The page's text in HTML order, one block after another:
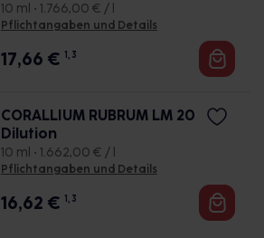
10 ml • 1.766,00 € / l
Pflichtangaben und Details
17,66 € 1, 3
CORALLIUM RUBRUM LM 20
Dilution
10 ml • 1.662,00 € / l
Pflichtangaben und Details
16,62 € 1, 3